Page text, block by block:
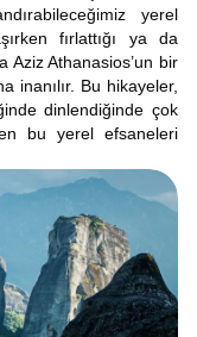
yerel
fırlattığı ya da
Aziz Athanasios’un bir
inanılır. Bu hikayeler,
dinlendiğinde çok
bu yerel efsaneleri